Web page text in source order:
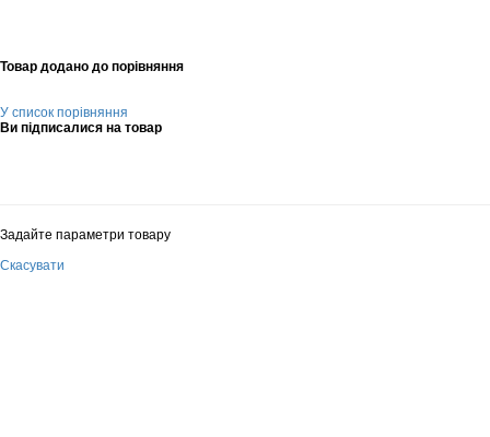
Товар додано до порівняння
У список порівняння
Ви підписалися на товар
Задайте параметри товару
Скасувати